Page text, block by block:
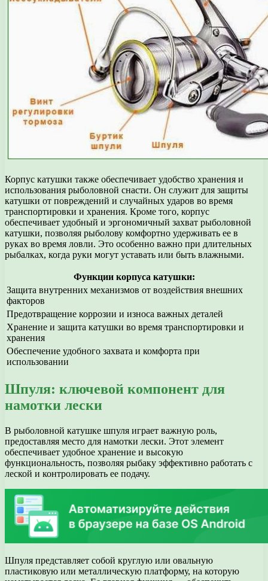
Корпус катушки также обеспечивает удобство хранения и
использования рыболовной снасти. Он служит для защиты
катушки от повреждений и случайных ударов во время
транспортировки и хранения. Кроме того, корпус
обеспечивает удобный и эргономичный захват рыболовной
катушки, позволяя рыболову комфортно удерживать ее в
руках во время ловли. Это особенно важно при длительных
рыбалках, когда руки могут уставать или быть влажными.
Функции корпуса катушки:
Защита внутренних механизмов от воздействия внешних
факторов
Предотвращение коррозии и износа важных деталей
Хранение и защита катушки во время транспортировки и
хранения
Обеспечение удобного захвата и комфорта при
использовании
Шпуля: ключевой компонент для
намотки лески
В рыболовной катушке шпуля играет важную роль,
предоставляя место для намотки лески. Этот элемент
обеспечивает удобное хранение и высокую
функциональность, позволяя рыбаку эффективно работать с
леской и контролировать ее подачу.
Шпуля представляет собой круглую или овальную
пластиковую или металлическую платформу, на которую